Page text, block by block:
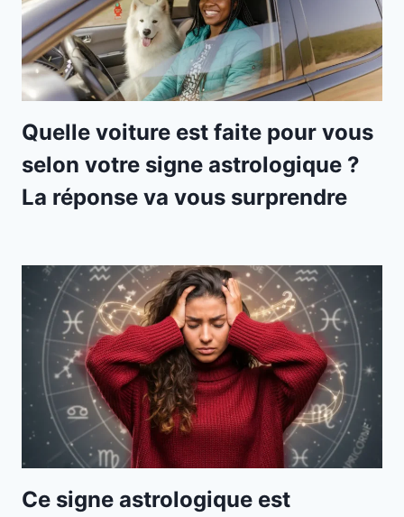
Quelle voiture est faite pour vous
selon votre signe astrologique ?
La réponse va vous surprendre
Ce signe astrologique est